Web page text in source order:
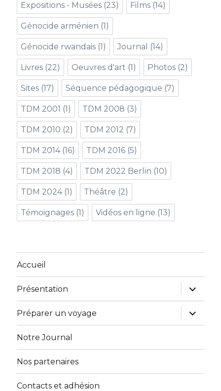
Expositions - Musées (23) Films (14)
Génocide arménien (1)
Génocide rwandais (1) Journal (14)
Livres (22) Oeuvres d'art (1) Photos (2)
Sites (17) Séquence pédagogique (7)
TDM 2001 (1) TDM 2008 (3)
TDM 2010 (2) TDM 2012 (7)
TDM 2014(16) TDM 2016 (5)
TDM 2018 (4) TDM 2022 Berlin (10)
TDM 2024(1) Théâtre (2)
Témoignages (1) Vidéos en ligne (13)
Accueil
Présentation
ouvrir
le
sous-
menu
Préparer un voyage
ouvrir
le
sous-
Notre Journal
Nos partenaires
Contacts et adhésion